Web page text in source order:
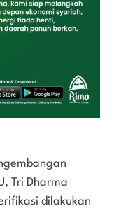
Tri Dharma
dilakukan